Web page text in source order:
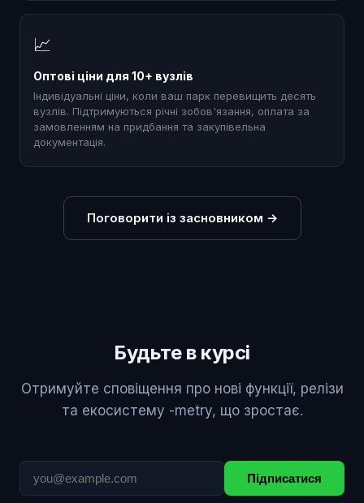
📈
Оптові ціни для 10+ вузлів
Індивідуальні ціни, коли ваш парк перевищить десять
вузлів. Підтримуються річні зобов'язання, оплата за
замовленням на придбання та закупівельна
документація.
Поговорити із засновником →
Будьте в курсі
Отримуйте сповіщення про нові функції, релізи
та екосистему -metry, що зростає.
Підписатися